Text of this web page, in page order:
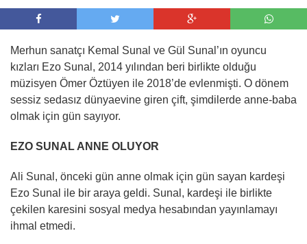
Merhun sanatçı Kemal Sunal ve Gül Sunal’ın oyuncu
kızları Ezo Sunal, 2014 yılından beri birlikte olduğu
müzisyen Ömer Öztüyen ile 2018’de evlenmişti. O dönem
sessiz sedasız dünyaevine giren çift, şimdilerde anne-baba
olmak için gün sayıyor.
EZO SUNAL ANNE OLUYOR
Ali Sunal, önceki gün anne olmak için gün sayan kardeşi
Ezo Sunal ile bir araya geldi. Sunal, kardeşi ile birlikte
çekilen karesini sosyal medya hesabından yayınlamayı
ihmal etmedi.